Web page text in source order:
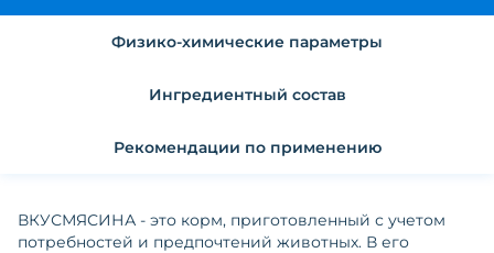
Физико-химические параметры
Ингредиентный состав
Рекомендации по применению
ВКУСМЯСИНА - это корм, приготовленный с учетом
потребностей и предпочтений животных. В его